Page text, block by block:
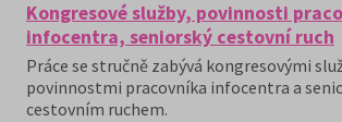
Kongresové služby, povinnosti
infocentra, seniorský cestovní ruch
Práce se stručně zabývá kongresovými
povinnostmi pracovníka infocentra a
cestovním ruchem.